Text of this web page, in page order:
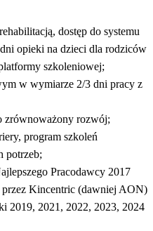
dostęp do systemu
opieki na dzieci dla rodziców
szkoleniowej;
w wymiarze 2/3 dni pracy z
zrównoważony rozwój;
program szkoleń
potrzeb;
Pracodawcy 2017
przez Kincentric (dawniej AON)
2019, 2021, 2022, 2023, 2024